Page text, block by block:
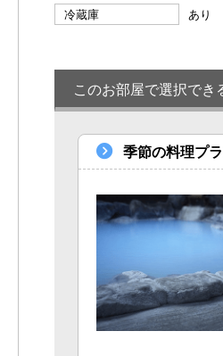
冷蔵庫
あり
このお部屋で選択でき
季節の料理プ